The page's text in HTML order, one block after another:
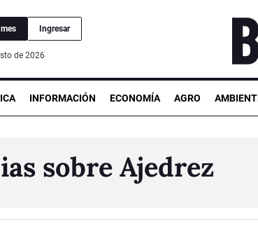
Ingresar
de 2026
INFORMACIÓN ECONOMÍA AGRO
sobre Ajedrez